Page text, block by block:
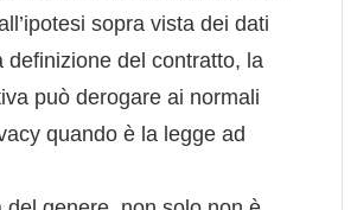
sopra vista dei dati
definizione del contratto, la
può derogare ai normali
quando è la legge ad